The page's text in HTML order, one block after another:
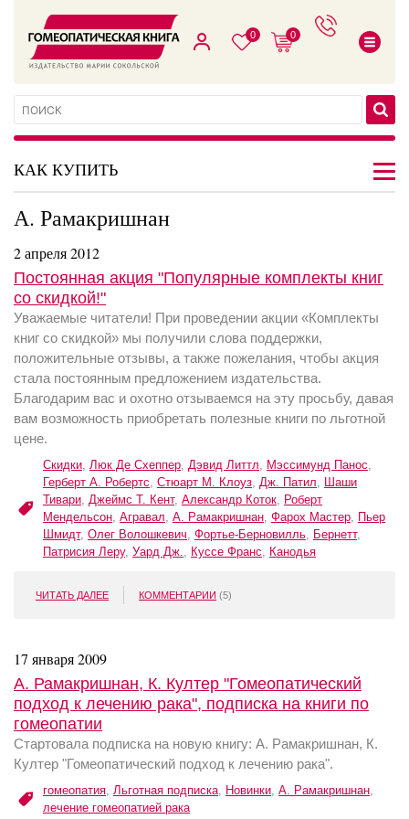
0 0
КАК КУПИТЬ
А. Рамакришнан
2 апреля 2012
Постоянная акция "Популярные комплекты книг
со скидкой!"
Уважаемые читатели! При проведении акции «Комплекты
книг со скидкой» мы получили слова поддержки,
положительные отзывы, а также пожелания, чтобы акция
стала постоянным предложением издательства.
Благодарим вас и охотно отзываемся на эту просьбу, давая
вам возможность приобретать полезные книги по льготной
цене.
Скидки, Люк Де Схеппер, Дэвид Литтл, Мэссимунд Панос,
Герберт А. Робертс, Стюарт М. Клоуз, Дж. Патил, Шаши
Тивари, Джеймс Т. Кент, Александр Коток, Роберт
Мендельсон, Агравал, А. Рамакришнан, Фарох Мастер, Пьер
Шмидт, Олег Волошкевич, Фортье-Берновилль, Бернетт,
Патрисия Леру, Уард Дж., Куссе Франс, Канодья
ЧИТАТЬ ДАЛЕЕ КОММЕНТАРИИ (5)
17 января 2009
А. Рамакришнан, К. Култер "Гомеопатический
подход к лечению рака", подписка на книги по
гомеопатии
Стартовала подписка на новую книгу: А. Рамакришнан, К.
Култер "Гомеопатический подход к лечению рака".
гомеопатия, Льготная подписка, Новинки, А. Рамакришнан,
лечение гомеопатией рака